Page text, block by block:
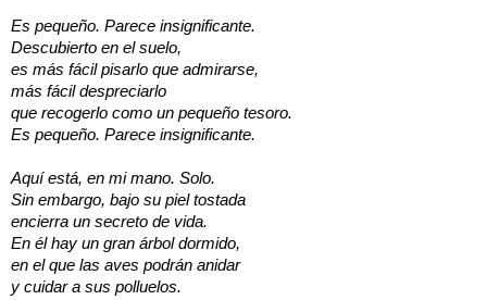
Es pequeño. Parece insignificante.
Descubierto en el suelo,
es más fácil pisarlo que admirarse,
más fácil despreciarlo
que recogerlo como un pequeño tesoro.
Es pequeño. Parece insignificante.
Aquí está, en mi mano. Solo.
Sin embargo, bajo su piel tostada
encierra un secreto de vida.
En él hay un gran árbol dormido,
en el que las aves podrán anidar
y cuidar a sus polluelos.